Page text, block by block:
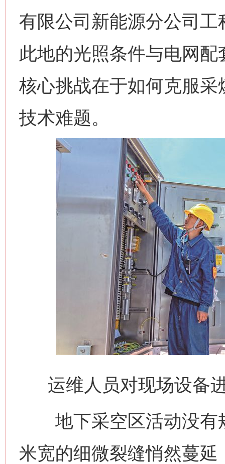
有限公司新能源分公司
此地的光照条件与电网
核心挑战在于如何克服
技术难题。
运维人员对现场设备
地下采空区活动没有
米宽的细微裂缝悄然蔓